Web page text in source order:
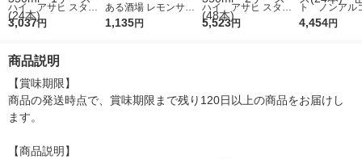
ハイ アサヒ スタイ
ルバランス食生活サポ
50ml 1ケース(24本)
3,037円
ある酒場 レモンサワ
ー 500ml×6本
1,135円
ハイ アサヒ スタイ
ルバランス食生活サポ
5,523円
ト ノンア
チューハイ
4,454円
商品説明
【賞味期限】
商品の発送時点で、賞味期限まで残り120日以上の商品をお届けし
ます。
【商品説明】